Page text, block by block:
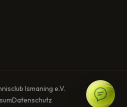
Ismaning e.V.
Datenschutz